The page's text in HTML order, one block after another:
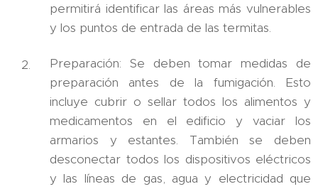
permitirá identificar las áreas más vulnerables
y los puntos de entrada de las termitas.
Preparación: Se deben tomar medidas de
preparación antes de la fumigación. Esto
incluye cubrir o sellar todos los alimentos y
medicamentos en el edificio y vaciar los
armarios y estantes. También se deben
desconectar todos los dispositivos eléctricos
y las líneas de gas, agua y electricidad que